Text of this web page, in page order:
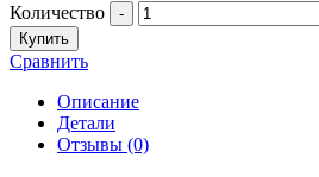
Количество -
Купить
Сравнить
Описание
Детали
Отзывы (0)